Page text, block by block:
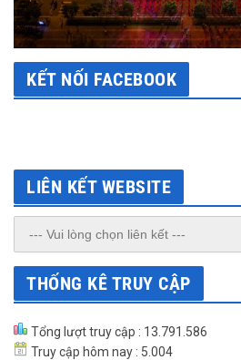
KẾT NỐI FACEBOOK
LIÊN KẾT WEBSITE
THỐNG KÊ TRUY CẬP
Tổng lượt truy cập : 13.791.586
Truy cập hôm nay : 5.004